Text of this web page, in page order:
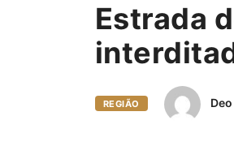
Estrada
REGIÃO